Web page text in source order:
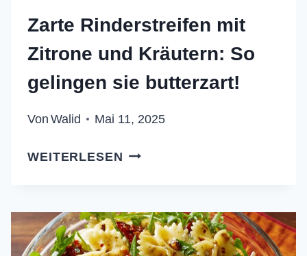
Zarte Rinderstreifen mit
Zitrone und Kräutern: So
gelingen sie butterzart!
Von Walid Mai 11, 2025
WEITERLESEN ZARTE
ZITRONE
UND
KRÄUTERN: